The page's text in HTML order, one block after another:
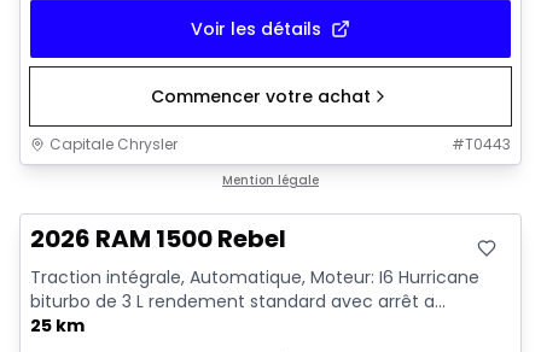
Voir les détails
Commencer votre achat
Capitale Chrysler #T0443
Mention légale
2026 RAM 1500 Rebel
Traction intégrale, Automatique, Moteur: I6 Hurricane
biturbo de 3 L rendement standard avec arrêt a...
25 km